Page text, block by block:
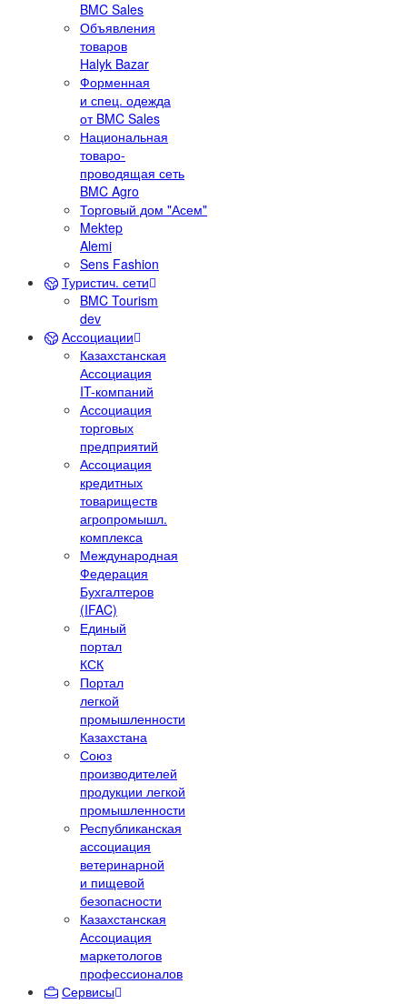
BMC Sales
Объявления
товаров
Halyk Bazar
Форменная
и спец. одежда
от BMC Sales
Национальная
товаро-
проводящая сеть
BMC Agro
Торговый дом "Асем"
Mektep
Alemi
Sens Fashion
Туристич. сети
BMC Tourism
dev
Ассоциации
Казахстанская
Ассоциация
IT-компаний
Ассоциация
торговых
предприятий
Ассоциация
кредитных
товариществ
агропромышл.
комплекса
Международная
Федерация
Бухгалтеров
(IFAC)
Единый
портал
КСК
Портал
легкой
промышленности
Казахстана
Союз
производителей
продукции легкой
промышленности
Республиканская
ассоциация
ветеринарной
и пищевой
безопасности
Казахстанская
Ассоциация
маркетологов
профессионалов
Сервисы